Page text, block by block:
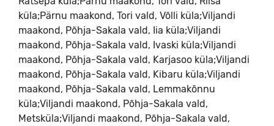
küla;Pärnu maakond, Tori vald, Võlli küla;Viljandi
maakond, Põhja-Sakala vald, Iia küla;Viljandi
maakond, Põhja-Sakala vald, Ivaski küla;Viljandi
maakond, Põhja-Sakala vald, Karjasoo küla;Viljandi
maakond, Põhja-Sakala vald, Kibaru küla;Viljandi
maakond, Põhja-Sakala vald, Lemmakõnnu
küla;Viljandi maakond, Põhja-Sakala vald,
Metsküla;Viljandi maakond, Põhja-Sakala vald,